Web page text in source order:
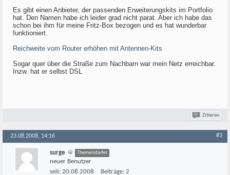
Es gibt einen Anbieter, der passenden Erweiterungskits im Portfolio
hat. Den Namen habe ich leider grad nicht parat. Aber ich habe das
schon bei ihm für meine Fritz-Box bezogen und es hat wunderbar
funktioniert.
Reichweite vom Router erhöhen mit Antennen-Kits
Sogar quer über die Straße zum Nachbarn war mein Netz erreichbar.
Inzw. hat er selbst DSL
Zitieren
23.08.2008, 14:16 #3
surge Themenstarter
neuer Benutzer
seit: 20.08.2008 Beiträge: 2